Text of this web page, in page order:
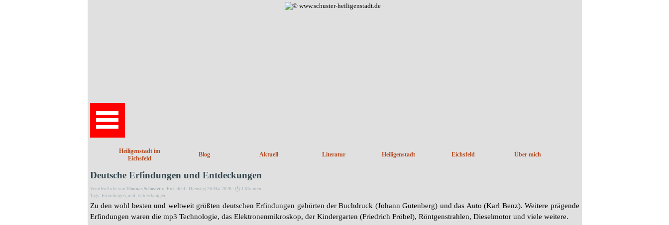
Heiligenstadt im
Eichsfeld
Blog Aktuell Literatur Heiligenstadt ▼
Eichsfeld Über mich
Deutsche Erfindungen und Entdeckungen
Veröffentlicht von Thomas Schusterin Eichsfeld · Dienstag 26 Mai 2026 ·
1 Minuten
Tags: Erfindungen , und , Entdeckungen
Zu den wohl besten und weltweit größten deutschen Erfindungen gehörten der Buchdruck (Johann Gutenberg) und das Auto (Karl Benz). Weitere prägende
Erfindungen waren die mp3 Technologie, das Elektronenmikroskop, der Kindergarten (Friedrich Fröbel), Röntgenstrahlen, Dieselmotor und viele weitere.